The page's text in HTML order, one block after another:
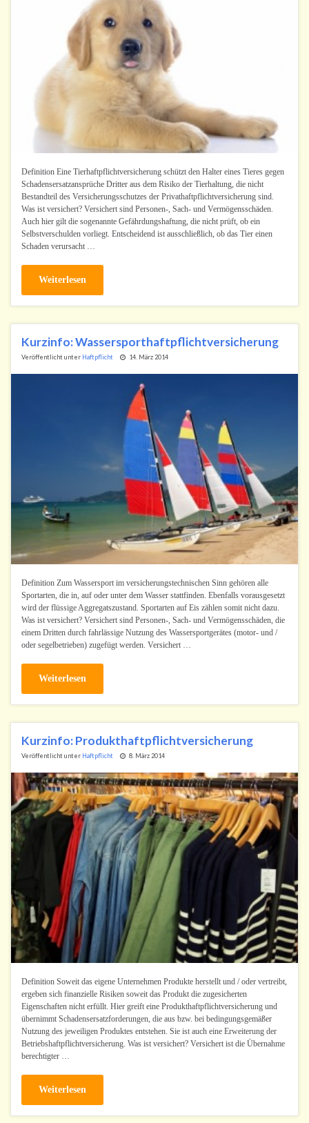
Definition Eine Tierhaftpflichtversicherung schützt den Halter eines Tieres gegen
Schadensersatzansprüche Dritter aus dem Risiko der Tierhaltung, die nicht
Bestandteil des Versicherungsschutzes der Privathaftpflichtversicherung sind.
Was ist versichert? Versichert sind Personen-, Sach- und Vermögensschäden.
Auch hier gilt die sogenannte Gefährdungshaftung, die nicht prüft, ob ein
Selbstverschulden vorliegt. Entscheidend ist ausschließlich, ob das Tier einen
Schaden verursacht …
Weiterlesen
Kurzinfo: Wassersporthaftpflichtversicherung
Veröffentlicht unter Haftpflicht 14. März 2014
Definition Zum Wassersport im versicherungstechnischen Sinn gehören alle
Sportarten, die in, auf oder unter dem Wasser stattfinden. Ebenfalls vorausgesetzt
wird der flüssige Aggregatszustand. Sportarten auf Eis zählen somit nicht dazu.
Was ist versichert? Versichert sind Personen-, Sach- und Vermögensschäden, die
einem Dritten durch fahrlässige Nutzung des Wassersportgerätes (motor- und /
oder segelbetrieben) zugefügt werden. Versichert …
Weiterlesen
Kurzinfo: Produkthaftpflichtversicherung
Veröffentlicht unter Haftpflicht 8. März 2014
Definition Soweit das eigene Unternehmen Produkte herstellt und / oder vertreibt,
ergeben sich finanzielle Risiken soweit das Produkt die zugesicherten
Eigenschaften nicht erfüllt. Hier greift eine Produkthaftpflichtversicherung und
übernimmt Schadensersatzforderungen, die aus bzw. bei bedingungsgemäßer
Nutzung des jeweiligen Produktes entstehen. Sie ist auch eine Erweiterung der
Betriebshaftpflichtversicherung. Was ist versichert? Versichert ist die Übernahme
berechtigter …
Weiterlesen